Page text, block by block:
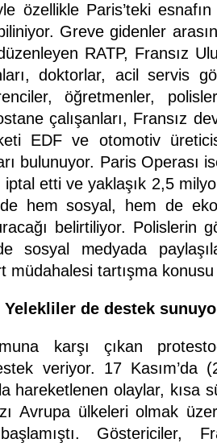
özellikle Paris’teki esnafın
Greve gidenler
RATP, Fransız
doktorlar, acil servis
öğretmenler,
çalışanları, Fransız
EDF ve otomotiv
bulunuyor. Paris Operası
iptal etti ve yaklaşık 2,5
hem sosyal, hem de
belirtiliyor. Polislerin
sosyal medyada
müdahalesi tartışma
Yelekliler de destek
karşı çıkan
veriyor. 17 Kasım’da
hareketlenen olaylar, kısa
Avrupa ülkeleri olmak
Göstericiler,